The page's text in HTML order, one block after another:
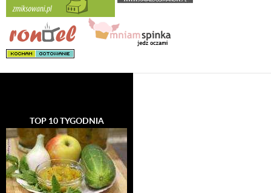
TOP 10 TYGODNIA